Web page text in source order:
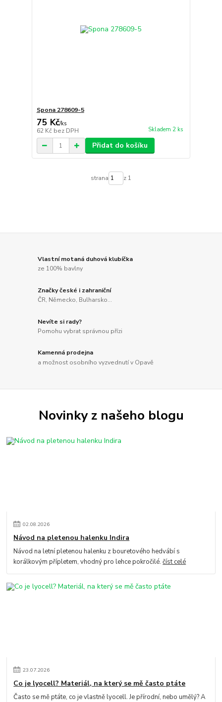
Spona 278609-5
75 Kč/ks
62 Kč bez DPH Skladem 2 ks
Přidat do košíku
strana z 1
Vlastní motaná duhová klubíčka
ze 100% bavlny
Značky české i zahraniční
ČR, Německo, Bulharsko...
Nevíte si rady?
Pomohu vybrat správnou přízi
Kamenná prodejna
a možnost osobního vyzvednutí v Opavě
Novinky z našeho blogu
02.08.2026
Návod na pletenou halenku Indira
Návod na letní pletenou halenku z bouretového hedvábí s
korálkovým přípletem, vhodný pro lehce pokročilé.číst celé
23.07.2026
Co je lyocell? Materiál, na který se mě často ptáte
Často se mě ptáte, co je vlastně lyocell. Je přírodní, nebo umělý? A